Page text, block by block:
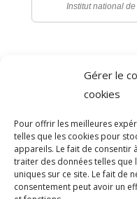
Gérer le
cookies
Pour offrir les meilleures
telles que les cookies pour
appareils. Le fait de consentir
traiter des données telles que
uniques sur ce site. Le fait de
consentement peut avoir un
Institut national
Direction de
comarquage developpé par